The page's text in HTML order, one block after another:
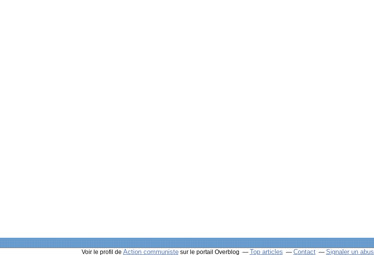
Voir le profil de Action communistesur le portail Overblog Top articles Contact Signaler un abus